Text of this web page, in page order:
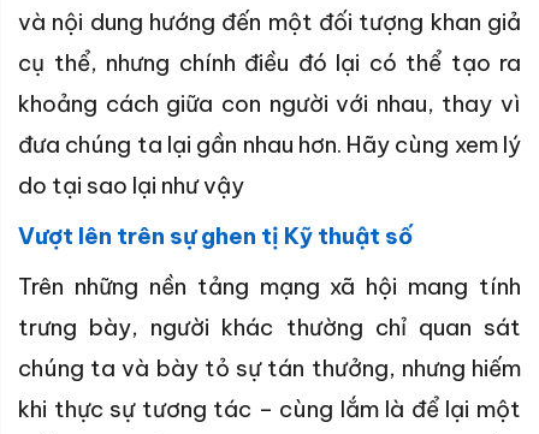
và nội dung hướng đến một đối tượng khan giả
cụ thể, nhưng chính điều đó lại có thể tạo ra
khoảng cách giữa con người với nhau, thay vì
đưa chúng ta lại gần nhau hơn. Hãy cùng xem lý
do tại sao lại như vậy
Vượt lên trên sự ghen tị Kỹ thuật số
Trên những nền tảng mạng xã hội mang tính
trưng bày, người khác thường chỉ quan sát
chúng ta và bày tỏ sự tán thưởng, nhưng hiếm
khi thực sự tương tác – cùng lắm là để lại một